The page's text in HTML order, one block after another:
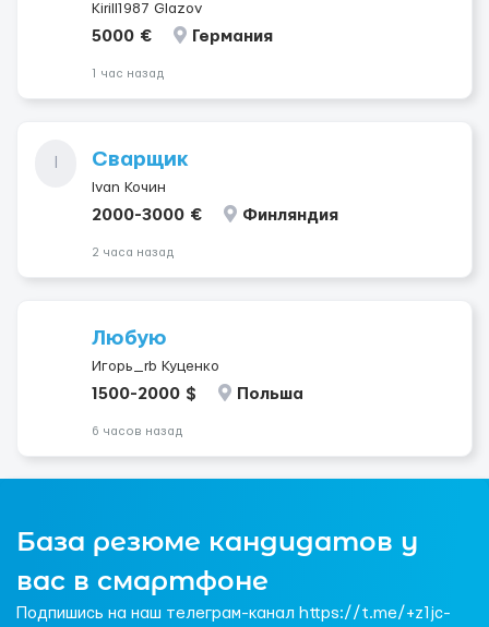
Kirill1987 Glazov
5000 € Германия
1 час назад
Сварщик
Ivan Кочин
2000-3000 € Финляндия
2 часа назад
Любую
Игорь_rb Куценко
1500-2000 $ Польша
6 часов назад
База резюме кандидатов у
вас в смартфоне
Подпишись на наш телеграм-канал https://t.me/+z1jc-